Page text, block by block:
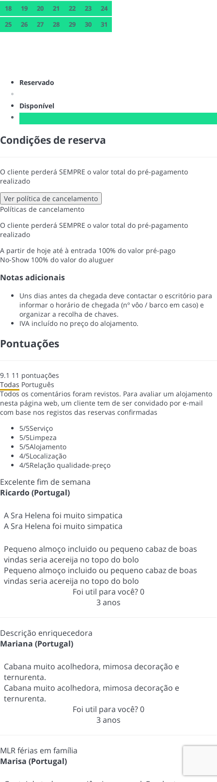
18
19 20 21 22 23
24
25
26 27 28 29 30 31
Reservado
Disponível
Condições de reserva
O cliente perderá SEMPRE o valor total do pré-pagamento
realizado
Ver política de cancelamento
Políticas de cancelamento
O cliente perderá SEMPRE o valor total do pré-pagamento
realizado
A partir de hoje até à entrada 100% do valor pré-pago
No-Show 100% do valor do aluguer
Notas adicionais
Uns dias antes da chegada deve contactar o escritório para
informar o horário de chegada (nº vôo / barco em caso) e
organizar a recolha de chaves.
IVA incluído no preço do alojamento.
Pontuações
9.1 11 pontuações
Todas Português
Todos os comentários foram revistos. Para avaliar um alojamento
nesta página web, um cliente tem de ser convidado por e-mail
com base nos registos das reservas confirmadas
5/5Serviço
5/5Limpeza
5/5Alojamento
4/5Localização
4/5Relação qualidade-preço
Excelente fim de semana
Ricardo (Portugal)
A Sra Helena foi muito simpatica
A Sra Helena foi muito simpatica
Pequeno almoço incluido ou pequeno cabaz de boas
vindas seria acereija no topo do bolo
Pequeno almoço incluido ou pequeno cabaz de boas
vindas seria acereija no topo do bolo
Foi util para você?0
3 anos
Descrição enriquecedora
Mariana (Portugal)
Cabana muito acolhedora, mimosa decoração e
ternurenta.
Cabana muito acolhedora, mimosa decoração e
ternurenta.
Foi util para você?0
3 anos
MLR férias em família
Marisa (Portugal)